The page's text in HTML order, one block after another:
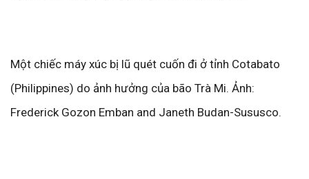
Một chiếc máy xúc bị lũ quét cuốn đi ở tỉnh Cotabato
(Philippines) do ảnh hưởng của bão Trà Mi. Ảnh:
Frederick Gozon Emban and Janeth Budan-Sususco.